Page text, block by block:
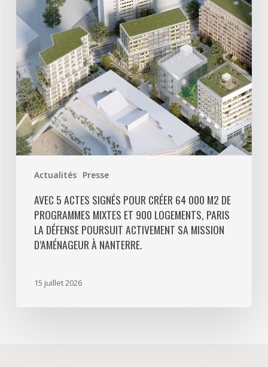
Actualités Presse
créer
000
m2
de
programmes
mixtes
et
900
logements,
Défense
poursuit
activement
AVEC 5 ACTES SIGNÉS POUR CRÉER 64 000 M2 DE
PROGRAMMES MIXTES ET 900 LOGEMENTS, PARIS
LA DÉFENSE POURSUIT ACTIVEMENT SA MISSION
D’AMÉNAGEUR À NANTERRE.
15 juillet 2026